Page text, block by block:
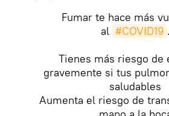
Fumar te hace más
al #COVID19 .
Tienes más riesgo de
gravemente si tus
saludables
Aumenta el riesgo de